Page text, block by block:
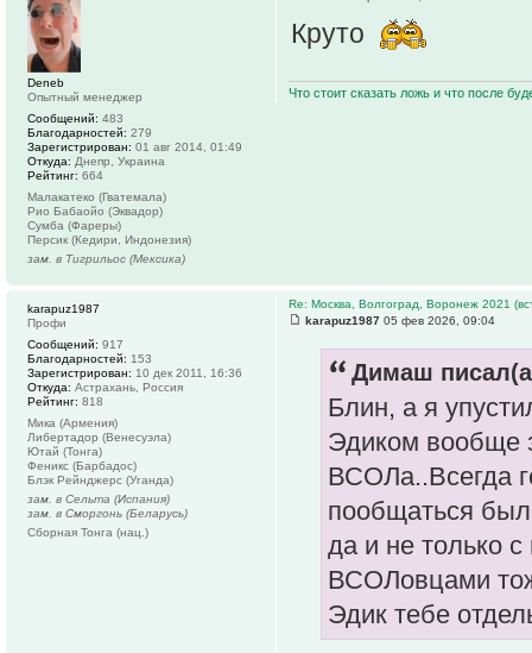
Круто
Что стоит сказать ложь и что после
Deneb
Опытный менеджер
Сообщений: 483
Благодарностей: 279
Зарегистрирован: 01 авг 2014, 01:49
Откуда: Днепр, Украина
Рейтинг: 664
Малакатеко (Гватемала)
Рио Бабаойо (Эквадор)
Сумба (Фареры)
Персик (Кедири, Индонезия)
зам. в Тигрильос (Мексика)
Re: Москва, Волгоград, Воронеж 2021
karapuz1987 05 фев 2026, 09:04
Димаш
Блин, а я
Эдиком вообще
ВСОЛа..Всегда
пообщаться
да и не только
ВСОЛовцами
Эдик тебе
karapuz1987
Профи
Сообщений: 917
Благодарностей: 153
Зарегистрирован: 10 дек 2011, 16:36
Откуда: Астрахань, Россия
Рейтинг: 818
Мика (Армения)
Либертадор (Венесуэла)
Ютай (Тонга)
Феникс (Барбадос)
Блэк Рейнджерс (Уганда)
зам. в Сельта (Испания)
зам. в Сморгонь (Беларусь)
Сборная Тонга (нац.)